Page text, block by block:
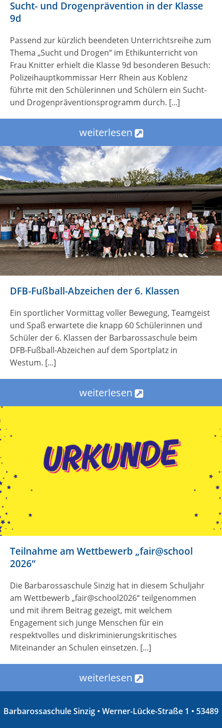
Sucht- und Drogenprävention in der Klasse
9d
Passend zur kürzlich beendeten Unterrichtsreihe zum
Thema „Sucht und Drogen“ im Ethikunterricht von
Frau Knitter erhielt die Klasse 9d besonderen Besuch:
Polizeihauptkommissar Herr Rhein aus Koblenz
führte mit den Schülerinnen und Schülern ein Sucht-
und Drogenpräventionsprogramm durch. [...]
weiterlesen
DFB-Fußball-Abzeichen der 6. Klassen
Ein sportlicher Vormittag voller Bewegung, Teamgeist
und Spaß erwartete die knapp 60 Schülerinnen und
Schüler der 6. Klassen der Barbarossaschule beim
DFB-Fußball-Abzeichen auf dem Sportplatz in
Westum. [...]
weiterlesen
Teilnahme am Wettbewerb „fair@school
2026“
Die Barbarossaschule Sinzig hat in diesem Schuljahr
am Wettbewerb „fair@school2026“ teilgenommen
und mit ihrem Beitrag gezeigt, mit welchem
Engagement sich junge Menschen für ein
respektvolles und diskriminierungskritisches
Miteinander an Schulen einsetzen. [...]
weiterlesen
Barbarossaschule Sinzig • Werner-Lücke-Straße 1 • 53489